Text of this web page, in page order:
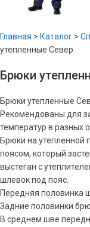
Главная > Каталог >
утепленные Север
Брюки
Брюки утепленные
Рекомендованы для
температур в разных
Брюки на
поясом, который
выстеган с
шлевок под пояс.
Передняя половинка
Задние половинки
В среднем шве